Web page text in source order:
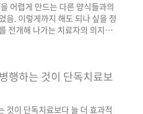
의 변화를 잘 알아차리는 것이 치
스스로가 자신의 한계를 알고 그
양육이 이루어지는 것이 가능한
어렵게 만드는 다른 양식들과의
음. 이렇게까지 해도 되나 싶을 정
전개해 나가는 치료자의 의지와
에 대한 신념이 인상적임. 다만
해야 하며, 이러한 이해 없이 환
성격 조직을 지닌 사람보다 신경
게 적절해 보이는 방법 같은데,
환자의 치료를 위해 발달된 것이
업을 활용하여 경계선 성격장애
행하는 것이 단독치료보
것이 단독치료보다 늘 더 효과적